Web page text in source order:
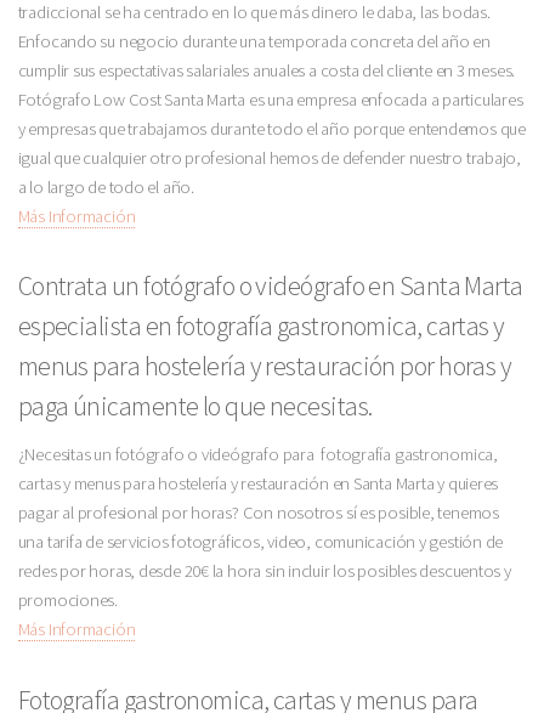
tradiccional se ha centrado en lo que más dinero le daba, las bodas.
Enfocando su negocio durante una temporada concreta del año en
cumplir sus espectativas salariales anuales a costa del cliente en 3 meses.
Fotógrafo Low Cost Santa Marta es una empresa enfocada a particulares
y empresas que trabajamos durante todo el año porque entendemos que
igual que cualquier otro profesional hemos de defender nuestro trabajo,
a lo largo de todo el año.
Más Información
Contrata un fotógrafo o videógrafo en Santa Marta
especialista en fotografía gastronomica, cartas y
menus para hostelería y restauración por horas y
paga únicamente lo que necesitas.
¿Necesitas un fotógrafo o videógrafo para fotografía gastronomica,
cartas y menus para hostelería y restauración en Santa Marta y quieres
pagar al profesional por horas? Con nosotros sí es posible, tenemos
una tarifa de servicios fotográficos, video, comunicación y gestión de
redes por horas, desde 20€ la hora sin incluir los posibles descuentos y
promociones.
Más Información
Fotografía gastronomica, cartas y menus para